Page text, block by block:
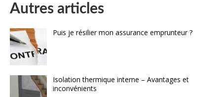
Autres articles
Puis je résilier mon assurance emprunteur ?
Isolation thermique interne – Avantages et
inconvénients